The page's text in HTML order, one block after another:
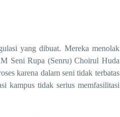
yang dibuat. Merekamenolak
Seni Rupa (Senru)Choirul Huda
karena dalam seni tidak terbatas
kampus tidak serius memfasilitasi